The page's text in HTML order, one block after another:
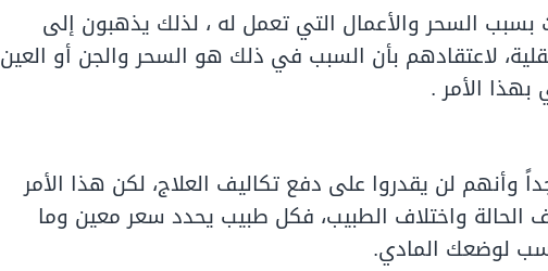
السحر والأعمال التي تعمل له ، لذلك يذهبون إلى
لاعتقادهم بأن السبب في ذلك هو السحر والجن أو العين
الأمر .
وأنهم لن يقدروا على دفع تكاليف العلاج، لكن هذا الأمر
الحالة واختلاف الطبيب، فكل طبيب يحدد سعر معين وما
لوضعك المادي.